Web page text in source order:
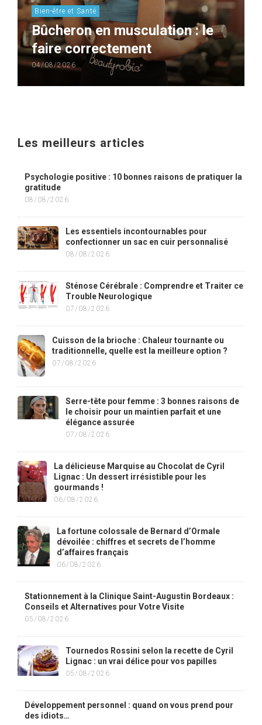
Bien-être et Santé
Bûcheron en musculation : le
faire correctement
04/08/2026
Les meilleurs articles
Psychologie positive : 10 bonnes raisons de pratiquer la
gratitude
08/08/2026
Les essentiels incontournables pour
confectionner un sac en cuir personnalisé
08/08/2026
Sténose Cérébrale : Comprendre et Traiter ce
Trouble Neurologique
07/08/2026
Cuisson de la brioche : Chaleur tournante ou
traditionnelle, quelle est la meilleure option ?
07/08/2026
Serre-tête pour femme : 3 bonnes raisons de
le choisir pour un maintien parfait et une
élégance assurée
07/08/2026
La délicieuse Marquise au Chocolat de Cyril
Lignac : Un dessert irrésistible pour les
gourmands !
06/08/2026
La fortune colossale de Bernard d’Ormale
dévoilée : chiffres et secrets de l’homme
d’affaires français
06/08/2026
Stationnement à la Clinique Saint-Augustin Bordeaux :
Conseils et Alternatives pour Votre Visite
05/08/2026
Tournedos Rossini selon la recette de Cyril
Lignac : un vrai délice pour vos papilles
05/08/2026
Développement personnel : quand on vous prend pour
des idiots…